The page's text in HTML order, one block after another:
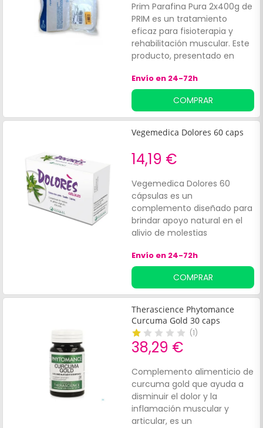
Prim Parafina Pura 2x400g de
PRIM es un tratamiento
eficaz para fisioterapia y
rehabilitación muscular. Este
producto, presentado en
facilita la realización de
baños terapéuticos que
contribuyen a aliviar el dolor y
mejorar la movilidad en
músculos y articulaciones.
Envío en 24-72h
COMPRAR
Vegemedica Dolores 60 caps
14,19 €
Vegemedica Dolores 60
cápsulas es un
complemento diseñado para
brindar apoyo natural en el
alivio de molestias
producto está formulado
especialmente para:Adultos
activos.
Envío en 24-72h
COMPRAR
Therascience Phytomance
Curcuma Gold 30 caps
(1)
38,29 €
Complemento alimenticio de
curcuma gold que ayuda a
disminuir el dolor y la
inflamación muscular y
articular, es un